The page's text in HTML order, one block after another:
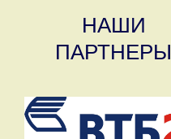
НАШИ
ПАРТНЕРЫ